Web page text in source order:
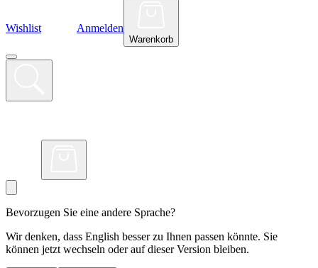
Wishlist Anmelden
Warenkorb
Bevorzugen Sie eine andere Sprache?
Wir denken, dass English besser zu Ihnen passen könnte. Sie
können jetzt wechseln oder auf dieser Version bleiben.